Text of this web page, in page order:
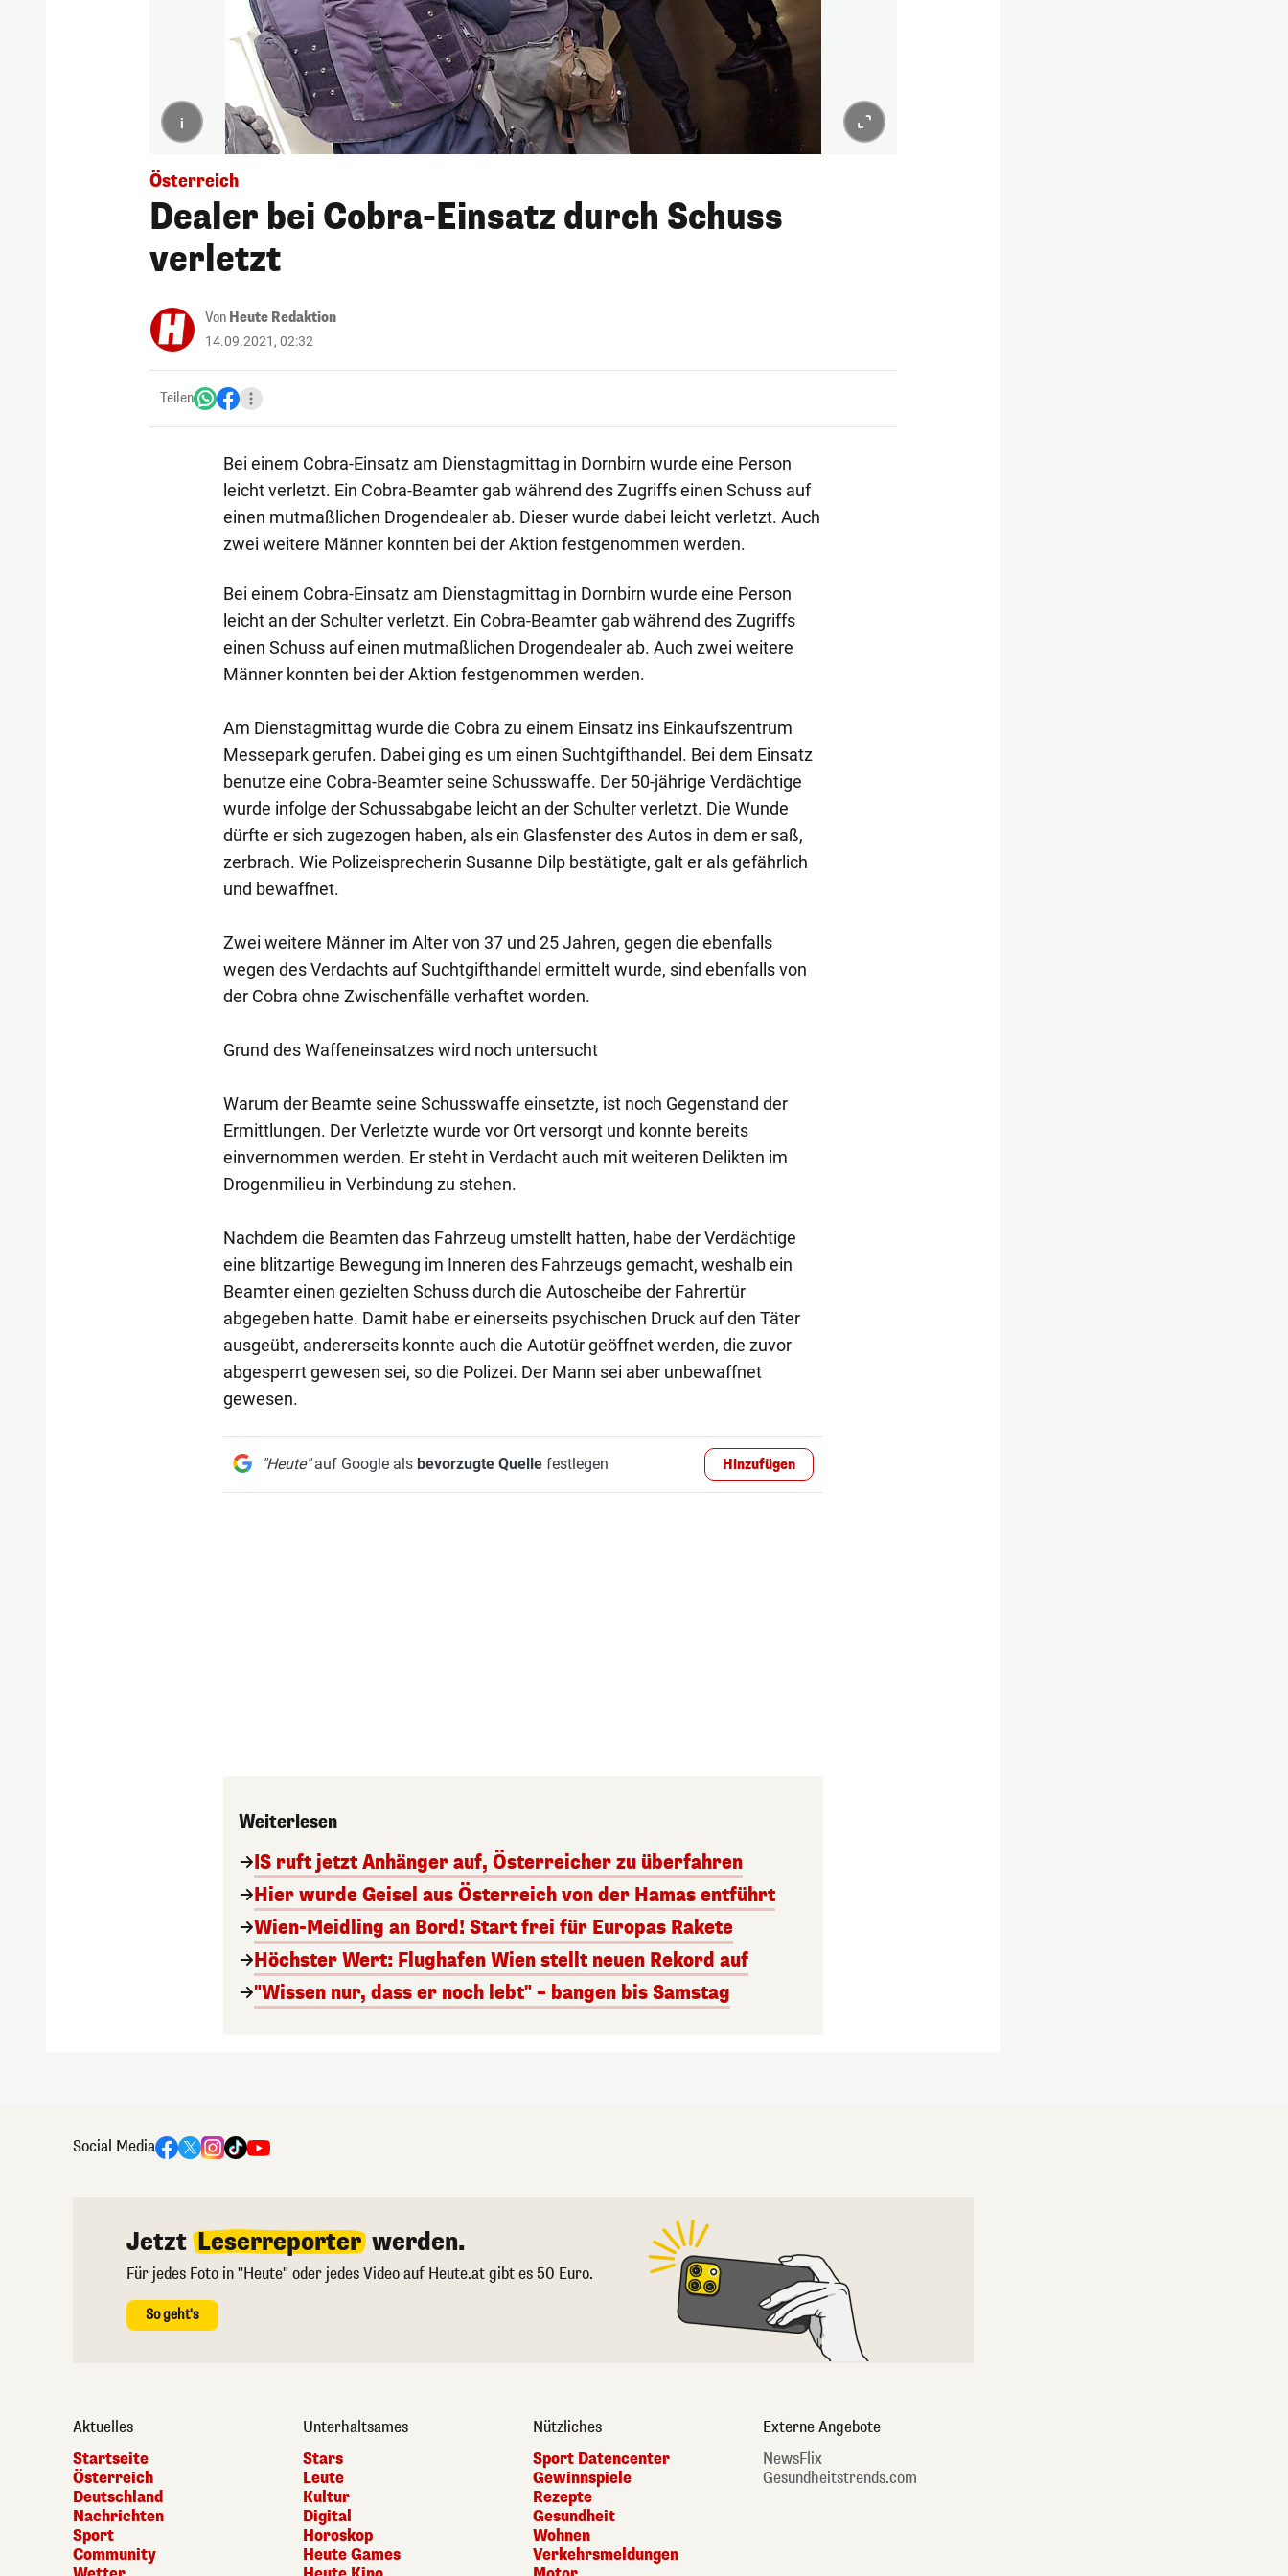
i
Österreich
Dealer bei Cobra-Einsatz durch Schuss
verletzt
Von Heute Redaktion
14.09.2021, 02:32
Teilen
Bei einem Cobra-Einsatz am Dienstagmittag in Dornbirn wurde eine Person
leicht verletzt. Ein Cobra-Beamter gab während des Zugriffs einen Schuss auf
einen mutmaßlichen Drogendealer ab. Dieser wurde dabei leicht verletzt. Auch
zwei weitere Männer konnten bei der Aktion festgenommen werden.
Bei einem Cobra-Einsatz am Dienstagmittag in Dornbirn wurde eine Person
leicht an der Schulter verletzt. Ein Cobra-Beamter gab während des Zugriffs
einen Schuss auf einen mutmaßlichen Drogendealer ab. Auch zwei weitere
Männer konnten bei der Aktion festgenommen werden.
Am Dienstagmittag wurde die Cobra zu einem Einsatz ins Einkaufszentrum
Messepark gerufen. Dabei ging es um einen Suchtgifthandel. Bei dem Einsatz
benutze eine Cobra-Beamter seine Schusswaffe. Der 50-jährige Verdächtige
wurde infolge der Schussabgabe leicht an der Schulter verletzt. Die Wunde
dürfte er sich zugezogen haben, als ein Glasfenster des Autos in dem er saß,
zerbrach. Wie Polizeisprecherin Susanne Dilp bestätigte, galt er als gefährlich
und bewaffnet.
Zwei weitere Männer im Alter von 37 und 25 Jahren, gegen die ebenfalls
wegen des Verdachts auf Suchtgifthandel ermittelt wurde, sind ebenfalls von
der Cobra ohne Zwischenfälle verhaftet worden.
Grund des Waffeneinsatzes wird noch untersucht
Warum der Beamte seine Schusswaffe einsetzte, ist noch Gegenstand der
Ermittlungen. Der Verletzte wurde vor Ort versorgt und konnte bereits
einvernommen werden. Er steht in Verdacht auch mit weiteren Delikten im
Drogenmilieu in Verbindung zu stehen.
Nachdem die Beamten das Fahrzeug umstellt hatten, habe der Verdächtige
eine blitzartige Bewegung im Inneren des Fahrzeugs gemacht, weshalb ein
Beamter einen gezielten Schuss durch die Autoscheibe der Fahrertür
abgegeben hatte. Damit habe er einerseits psychischen Druck auf den Täter
ausgeübt, andererseits konnte auch die Autotür geöffnet werden, die zuvor
abgesperrt gewesen sei, so die Polizei. Der Mann sei aber unbewaffnet
gewesen.
"Heute"auf Google als bevorzugte Quellefestlegen Hinzufügen
Weiterlesen
IS ruft jetzt Anhänger auf, Österreicher zu überfahren
Hier wurde Geisel aus Österreich von der Hamas entführt
Wien-Meidling an Bord! Start frei für Europas Rakete
Höchster Wert: Flughafen Wien stellt neuen Rekord auf
"Wissen nur, dass er noch lebt" – bangen bis Samstag
Social Media
Jetzt Leserreporter werden.
Für jedes Foto in "Heute" oder jedes Video auf Heute.at gibt es 50 Euro.
So geht's
Aktuelles
Startseite
Österreich
Deutschland
Nachrichten
Sport
Community
Unterhaltsames
Stars
Leute
Kultur
Digital
Horoskop
Heute Games
Nützliches
Sport Datencenter
Gewinnspiele
Rezepte
Gesundheit
Wohnen
Verkehrsmeldungen
Externe Angebote
NewsFlix
Gesundheitstrends.com